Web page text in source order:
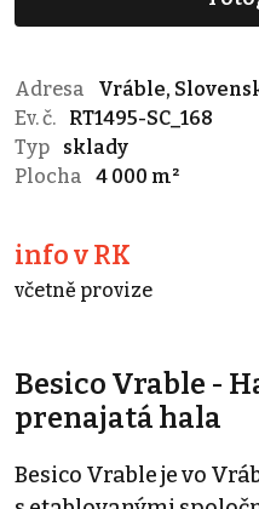
Adresa
Vráble,
Ev. č.
RT1495-SC_168
Typ
sklady
Plocha
4 000 m²
info v RK
včetně provize
Besico Vrable -
prenajatá hala
Besico Vrable je vo